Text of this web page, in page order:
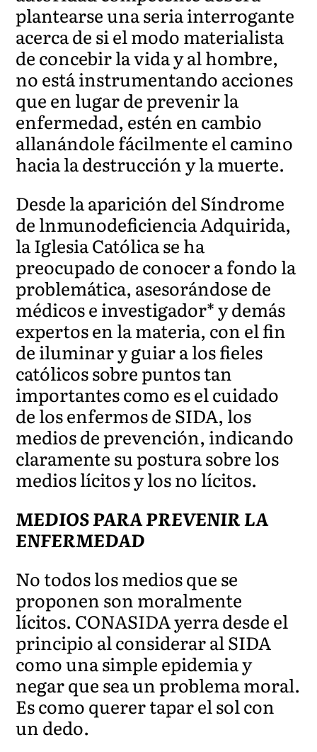
plantearse una seria interrogante
acerca de si el modo materialista
de concebir la vida y al hombre,
no está instrumentando acciones
que en lugar de prevenir la
enfermedad, estén en cambio
allanándole fácilmente el camino
hacia la destrucción y la muerte.
Desde la aparición del Síndrome
de lnmunodeficiencia Adquirida,
la Iglesia Católica se ha
preocupado de conocer a fondo la
problemática, asesorándose de
médicos e investigador* y demás
expertos en la materia, con el fin
de iluminar y guiar a los fieles
católicos sobre puntos tan
importantes como es el cuidado
de los enfermos de SIDA, los
medios de prevención, indicando
claramente su postura sobre los
medios lícitos y los no lícitos.
MEDIOS PARA PREVENIR LA
ENFERMEDAD
No todos los medios que se
proponen son moralmente
lícitos. CONASIDA yerra desde el
principio al considerar al SIDA
como una simple epidemia y
negar que sea un problema moral.
Es como querer tapar el sol con
un dedo.